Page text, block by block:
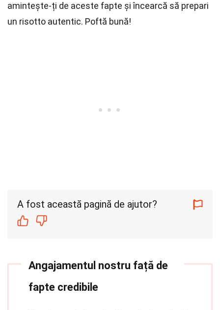
amintește-ți de aceste fapte și încearcă să prepari
un risotto autentic. Poftă bună!
A fost această pagină de ajutor?
Angajamentul nostru față de
fapte credibile